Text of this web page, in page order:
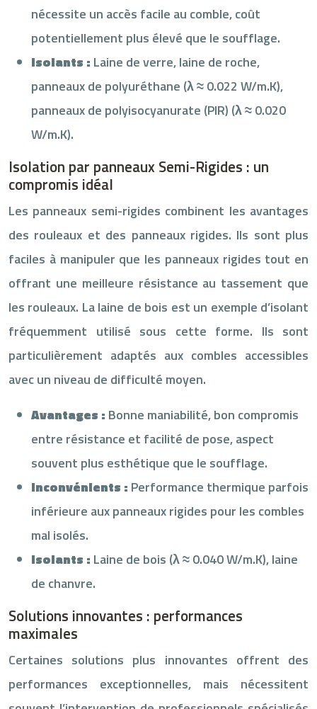
nécessite un accès facile au comble, coût
potentiellement plus élevé que le soufflage.
Isolants : Laine de verre, laine de roche,
panneaux de polyuréthane (λ ≈ 0.022 W/m.K),
panneaux de polyisocyanurate (PIR) (λ ≈ 0.020
W/m.K).
Isolation par panneaux Semi-Rigides : un
compromis idéal
Les panneaux semi-rigides combinent les avantages
des rouleaux et des panneaux rigides. Ils sont plus
faciles à manipuler que les panneaux rigides tout en
offrant une meilleure résistance au tassement que
les rouleaux. La laine de bois est un exemple d’isolant
fréquemment utilisé sous cette forme. Ils sont
particulièrement adaptés aux combles accessibles
avec un niveau de difficulté moyen.
Avantages : Bonne maniabilité, bon compromis
entre résistance et facilité de pose, aspect
souvent plus esthétique que le soufflage.
Inconvénients : Performance thermique parfois
inférieure aux panneaux rigides pour les combles
mal isolés.
Isolants : Laine de bois (λ ≈ 0.040 W/m.K), laine
de chanvre.
Solutions innovantes : performances
maximales
Certaines solutions plus innovantes offrent des
performances exceptionnelles, mais nécessitent